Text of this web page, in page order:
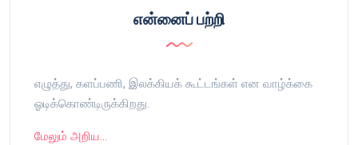
என்னைப் பற்றி
எழுத்து, களப்பணி, இலக்கியக் கூட்டங்கள் என வாழ்க்கை
ஓடிக்கொண்டிருக்கிறது.
மேலும் அறிய…